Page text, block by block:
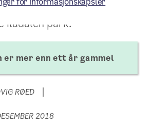
og lek. Og mulige penger.
Iladalen park.
er mer enn ett år gammel
RØED
2018